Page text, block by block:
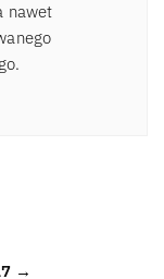
nawet
→